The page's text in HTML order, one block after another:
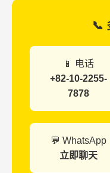
📞
📱 电话
+82-10-2255-
7878
💬 WhatsApp
立即聊天